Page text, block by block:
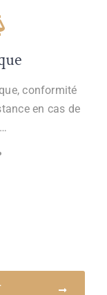
conformité
en cas de